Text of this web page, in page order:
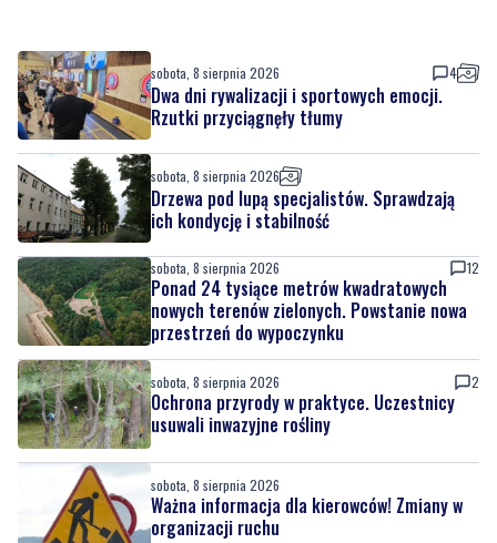
sobota, 8 sierpnia 2026 4
Dwa dni rywalizacji i sportowych emocji.
Rzutki przyciągnęły tłumy
sobota, 8 sierpnia 2026
Drzewa pod lupą specjalistów. Sprawdzają
ich kondycję i stabilność
sobota, 8 sierpnia 2026 12
Ponad 24 tysiące metrów kwadratowych
nowych terenów zielonych. Powstanie nowa
przestrzeń do wypoczynku
sobota, 8 sierpnia 2026 2
Ochrona przyrody w praktyce. Uczestnicy
usuwali inwazyjne rośliny
sobota, 8 sierpnia 2026
Ważna informacja dla kierowców! Zmiany w
organizacji ruchu